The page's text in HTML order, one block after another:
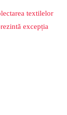
textilelor
excepția